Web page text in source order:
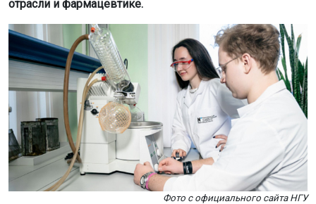
отрасли и фармацевтике.
Фото с официального сайта НГУ